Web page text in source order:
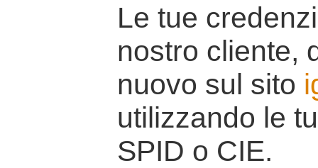
Le tue
nostro cliente,
nuovo sul sito
utilizzando le
SPID o CIE.